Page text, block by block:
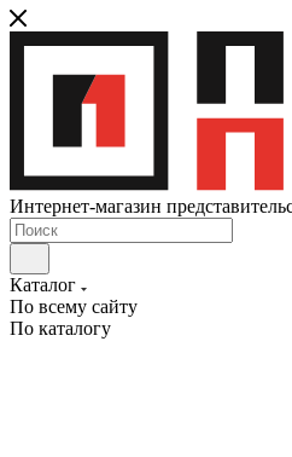
Интернет-магазин
Каталог
По всему сайту
По каталогу